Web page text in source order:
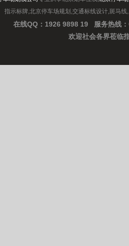
指示标牌,北京停车场规划,交通标线设计,斑马
在线QQ：1926 9898 19
服务热线
欢迎社会各界莅临